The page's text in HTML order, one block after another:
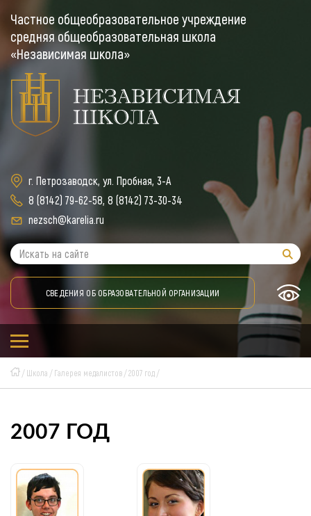
Частное общеобразовательное учреждение
средняя общеобразовательная школа
«Независимая школа»
г. Петрозаводск, ул. Пробная, 3-А
8 (8142) 79-62-58, 8 (8142) 73-30-34
nezsch@karelia.ru
СВЕДЕНИЯ ОБ ОБРАЗОВАТЕЛЬНОЙ ОРГАНИЗАЦИИ
Школа Галерея медалистов 2007 год
2007 ГОД